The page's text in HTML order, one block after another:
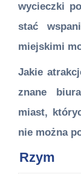
wycieczki
stać
miejskimi
Jakie
znane
miast,
nie można
Rzym